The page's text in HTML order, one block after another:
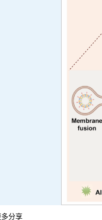
多分享